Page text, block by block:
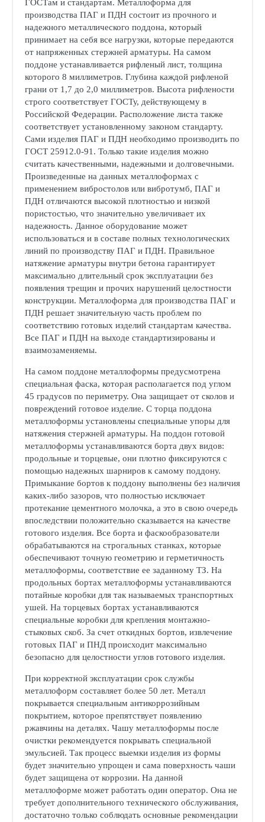
ГОСТам и стандартам. Металлоформа для
производства ПАГ и ПДН состоит из прочного и
надежного металлического поддона, который
принимает на себя все нагрузки, которые передаются
от напряженных стержней арматуры. На самом
поддоне устанавливается рифленый лист, толщина
которого 8 миллиметров. Глубина каждой рифленой
грани от 1,7 до 2,0 миллиметров. Высота рифлености
строго соответствует ГОСТу, действующему в
Российской Федерации. Расположение листа также
соответствует установленному законом стандарту.
Сами изделия ПАГ и ПДН необходимо производить по
ГОСТ 25912.0-91. Только такие изделия можно
считать качественными, надежными и долговечными.
Произведенные на данных металлоформах с
применением вибростолов или вибротумб, ПАГ и
ПДН отличаются высокой плотностью и низкой
пористостью, что значительно увеличивает их
надежность. Данное оборудование может
использоваться и в составе полных технологических
линий по производству ПАГ и ПДН. Правильное
натяжение арматуры внутри бетона гарантирует
максимально длительный срок эксплуатации без
появления трещин и прочих нарушений целостности
конструкции. Металлоформа для производства ПАГ и
ПДН решает значительную часть проблем по
соответствию готовых изделий стандартам качества.
Все ПАГ и ПДН на выходе стандартизированы и
взаимозаменяемы.
На самом поддоне металлоформы предусмотрена
специальная фаска, которая располагается под углом
45 градусов по периметру. Она защищает от сколов и
повреждений готовое изделие. С торца поддона
металлоформы установлены специальные упоры для
натяжения стержней арматуры. На поддон готовой
металлоформы устанавливаются борта двух видов:
продольные и торцевые, они плотно фиксируются с
помощью надежных шарниров к самому поддону.
Примыкание бортов к поддону выполнены без наличия
каких-либо зазоров, что полностью исключает
протекание цементного молочка, а это в свою очередь
впоследствии положительно сказывается на качестве
готового изделия. Все борта и фаскообразователи
обрабатываются на строгальных станках, которые
обеспечивают точную геометрию и герметичность
металлоформы, соответствие ее заданному ТЗ. На
продольных бортах металлоформы устанавливаются
потайные коробки для так называемых транспортных
ушей. На торцевых бортах устанавливаются
специальные коробки для крепления монтажно-
стыковых скоб. За счет откидных бортов, извлечение
готовых ПАГ и ПНД происходит максимально
безопасно для целостности углов готового изделия.
При корректной эксплуатации срок службы
металлоформ составляет более 50 лет. Металл
покрывается специальным антикоррозийным
покрытием, которое препятствует появлению
ржавчины на деталях. Чашу металлоформы после
очистки рекомендуется покрывать специальной
эмульсией. Так процесс выемки изделия из формы
будет значительно упрощен и сама поверхность чаши
будет защищена от коррозии. На данной
металлоформе может работать один оператор. Она не
требует дополнительного технического обслуживания,
достаточно только соблюдать основные рекомендации